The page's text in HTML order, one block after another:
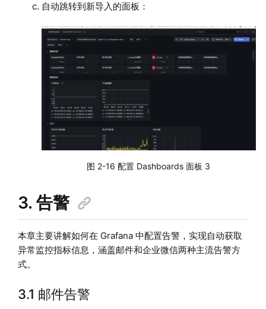
自动跳转到新导入的面板：
图 2-16 配置 Dashboards 面板 3
3. 告警
本章主要讲解如何在 Grafana 中配置告警，实现自动获取
异常监控指标信息，涵盖邮件和企业微信两种主流告警方
式。
3.1 邮件告警